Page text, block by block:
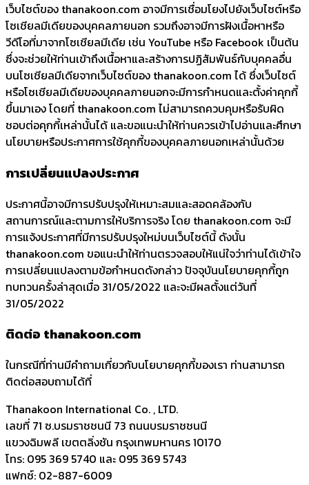
เว็บไซต์ของ thanakoon.com อาจมีการเชื่อมโยงไปยังเว็บไซต์หรือ
โซเชียลมีเดียของบุคคลภายนอก รวมถึงอาจมีการฝังเนื้อหาหรือ
วีดีโอที่มาจากโซเชียลมีเดีย เช่น YouTube หรือ Facebook เป็นต้น
ซึ่งจะช่วยให้ท่านเข้าถึงเนื้อหาและสร้างการปฏิสัมพันธ์กับบุคคลอื่น
บนโซเชียลมีเดียจากเว็บไซต์ของ thanakoon.com ได้ ซึ่งเว็บไซต์
หรือโซเชียลมีเดียของบุคคลภายนอกจะมีการกำหนดและตั้งค่าคุกกี้
ขึ้นมาเอง โดยที่ thanakoon.com ไม่สามารถควบคุมหรือรับผิด
ชอบต่อคุกกี้เหล่านั้นได้ และขอแนะนำให้ท่านควรเข้าไปอ่านและศึกษา
นโยบายหรือประกาศการใช้คุกกี้ของบุคคลภายนอกเหล่านั้นด้วย
การเปลี่ยนแปลงประกาศ
ประกาศนี้อาจมีการปรับปรุงให้เหมาะสมและสอดคล้องกับ
สถานการณ์และตามการให้บริการจริง โดย thanakoon.com จะมี
การแจ้งประกาศที่มีการปรับปรุงใหม่บนเว็บไซต์นี้ ดังนั้น
thanakoon.com ขอแนะนำให้ท่านตรวจสอบให้แน่ใจว่าท่านได้เข้าใจ
การเปลี่ยนแปลงตามข้อกำหนดดังกล่าว ปัจจุบันนโยบายคุกกี้ถูก
ทบทวนครั้งล่าสุดเมื่อ 31/05/2022 และจะมีผลตั้งแต่วันที่
31/05/2022
ติดต่อ thanakoon.com
ในกรณีที่ท่านมีคำถามเกี่ยวกับนโยบายคุกกี้ของเรา ท่านสามารถ
ติดต่อสอบถามได้ที่
Thanakoon International Co. , LTD.
เลขที่ 71 ซ.บรมราชชนนี 73 ถนนบรมราชชนนี
แขวงฉิมพลี เขตตลิ่งชัน กรุงเทพมหานคร 10170
โทร: 095 369 5740 และ 095 369 5743
แฟกซ์: 02-887-6009